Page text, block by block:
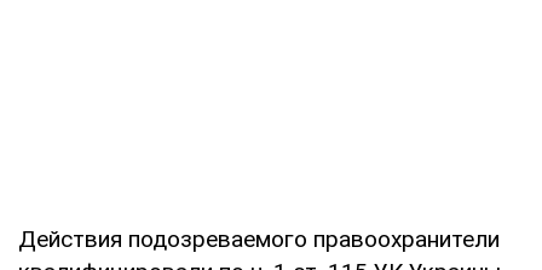
Действия подозреваемого правоохранители